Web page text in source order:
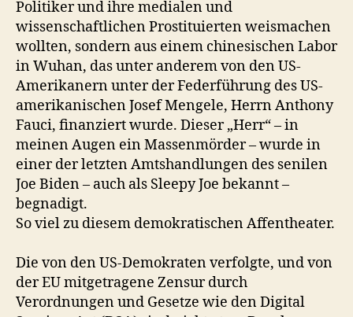
Politiker und ihre medialen und
wissenschaftlichen Prostituierten weismachen
wollten, sondern aus einem chinesischen Labor
in Wuhan, das unter anderem von den US-
Amerikanern unter der Federführung des US-
amerikanischen Josef Mengele, Herrn Anthony
Fauci, finanziert wurde. Dieser „Herr“ – in
meinen Augen ein Massenmörder – wurde in
einer der letzten Amtshandlungen des senilen
Joe Biden – auch als Sleepy Joe bekannt –
begnadigt.
So viel zu diesem demokratischen Affentheater.
Die von den US-Demokraten verfolgte, und von
der EU mitgetragene Zensur durch
Verordnungen und Gesetze wie den Digital